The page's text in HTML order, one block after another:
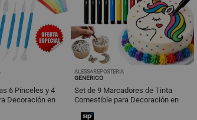
6 Pinceles y 4
Decoración en
ALESSAREPOSTERIA
GENÉRICO
Set de 9 Marcadores de Tinta
Comestible para Decoración en